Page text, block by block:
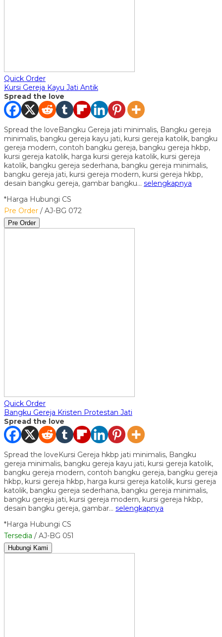
Quick Order
Kursi Gereja Kayu Jati Antik
Spread the love
Spread the loveBangku Gereja jati minimalis, Bangku gereja
minimalis, bangku gereja kayu jati, kursi gereja katolik, bangku
gereja modern, contoh bangku gereja, bangku gereja hkbp,
kursi gereja katolik, harga kursi gereja katolik, kursi gereja
katolik, bangku gereja sederhana, bangku gereja minimalis,
bangku gereja jati, kursi gereja modern, kursi gereja hkbp,
desain bangku gereja, gambar bangku… selengkapnya
*Harga Hubungi CS
Pre Order / AJ-BG 072
Pre Order
Quick Order
Bangku Gereja Kristen Protestan Jati
Spread the love
Spread the loveKursi Gereja hkbp jati minimalis, Bangku
gereja minimalis, bangku gereja kayu jati, kursi gereja katolik,
bangku gereja modern, contoh bangku gereja, bangku gereja
hkbp, kursi gereja hkbp, harga kursi gereja katolik, kursi gereja
katolik, bangku gereja sederhana, bangku gereja minimalis,
bangku gereja jati, kursi gereja modern, kursi gereja hkbp,
desain bangku gereja, gambar… selengkapnya
*Harga Hubungi CS
Tersedia / AJ-BG 051
Hubungi Kami